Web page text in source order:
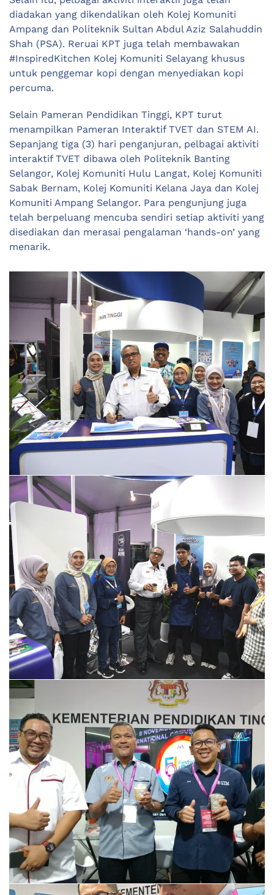
diadakan yang dikendalikan oleh Kolej Komuniti
Ampang dan Politeknik Sultan Abdul Aziz Salahuddin
Shah (PSA). Reruai KPT juga telah membawakan
#InspiredKitchen Kolej Komuniti Selayang khusus
untuk penggemar kopi dengan menyediakan kopi
percuma.
Selain Pameran Pendidikan Tinggi, KPT turut
menampilkan Pameran Interaktif TVET dan STEM AI.
Sepanjang tiga (3) hari penganjuran, pelbagai aktiviti
interaktif TVET dibawa oleh Politeknik Banting
Selangor, Kolej Komuniti Hulu Langat, Kolej Komuniti
Sabak Bernam, Kolej Komuniti Kelana Jaya dan Kolej
Komuniti Ampang Selangor. Para pengunjung juga
telah berpeluang mencuba sendiri setiap aktiviti yang
disediakan dan merasai pengalaman ‘hands-on’ yang
menarik.